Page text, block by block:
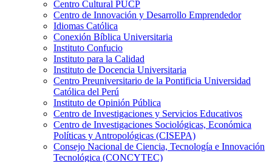
Centro Cultural PUCP
Centro de Innovación y Desarrollo Emprendedor
Idiomas Católica
Conexión Bíblica Universitaria
Instituto Confucio
Instituto para la Calidad
Instituto de Docencia Universitaria
Centro Preuniversitario de la Pontificia Universidad
Católica del Perú
Instituto de Opinión Pública
Centro de Investigaciones y Servicios Educativos
Centro de Investigaciones Sociológicas, Económica
Políticas y Antropológicas (CISEPA)
Consejo Nacional de Ciencia, Tecnología e Innovación
Tecnológica (CONCYTEC)